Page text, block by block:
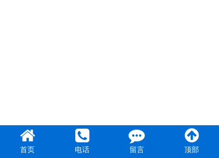
首页 电话 留言 顶部